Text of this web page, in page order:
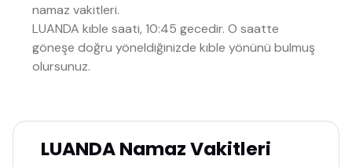
namaz vakitleri.
LUANDA kıble saati, 10:45 gecedir. O saatte
göneşe doğru yöneldiğinizde kıble yönünü bulmuş
olursunuz.
LUANDA Namaz Vakitleri